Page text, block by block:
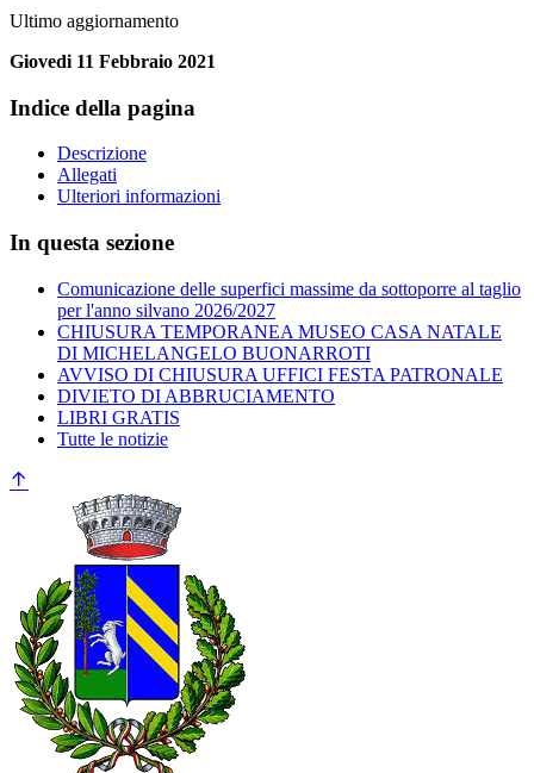
Ultimo aggiornamento
Giovedi 11 Febbraio 2021
Indice della pagina
Descrizione
Allegati
Ulteriori informazioni
In questa sezione
Comunicazione delle superfici massime da sottoporre al taglio
per l'anno silvano 2026/2027
CHIUSURA TEMPORANEA MUSEO CASA NATALE
DI MICHELANGELO BUONARROTI
AVVISO DI CHIUSURA UFFICI FESTA PATRONALE
DIVIETO DI ABBRUCIAMENTO
LIBRI GRATIS
Tutte le notizie